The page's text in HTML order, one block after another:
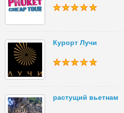
Курорт Лучи
растущий вьетнам